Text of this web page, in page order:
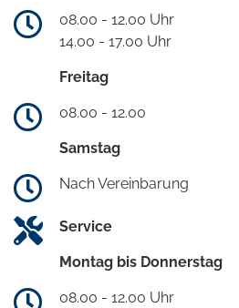
08.00 - 12.00 Uhr
14.00 - 17.00 Uhr
Freitag
08.00 - 12.00
Samstag
Nach Vereinbarung
Service
Montag bis Donnerstag
08.00 - 12.00 Uhr